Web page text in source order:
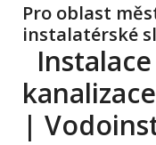
Pro oblast
instalatérské
|